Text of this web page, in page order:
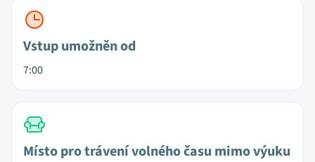
Vstup umožněn od
7:00
Místo pro trávení volného času mimo výuku